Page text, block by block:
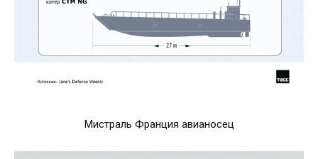
Мистраль Франция авианосец